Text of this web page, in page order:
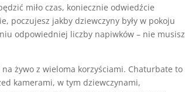
miło czas, koniecznie odwiedźcie
poczujesz jakby dziewczyny były w pokoju
odpowiedniej liczby napiwków – nie musisz
żywo z wieloma korzyściami. Chaturbate to
kamerami, w tym dziewczynami,